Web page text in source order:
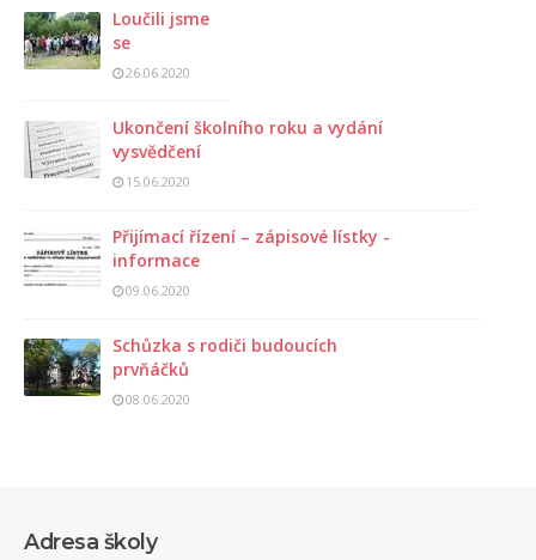
Loučili jsme
se
26.06.2020
Ukončení školního roku a vydání
vysvědčení
15.06.2020
Přijímací řízení – zápisové lístky -
informace
09.06.2020
Schůzka s rodiči budoucích
prvňáčků
08.06.2020
Adresa školy